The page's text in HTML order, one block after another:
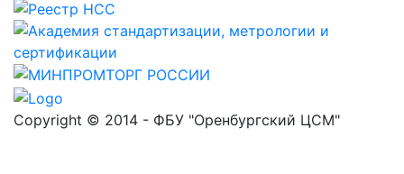
Copyright © 2014 - ФБУ "Оренбургский ЦСМ"